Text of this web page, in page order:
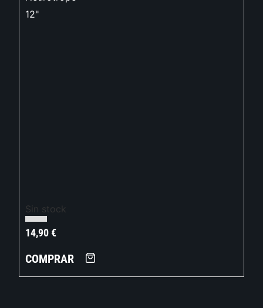
12"
Sin stock
14,90€
COMPRAR